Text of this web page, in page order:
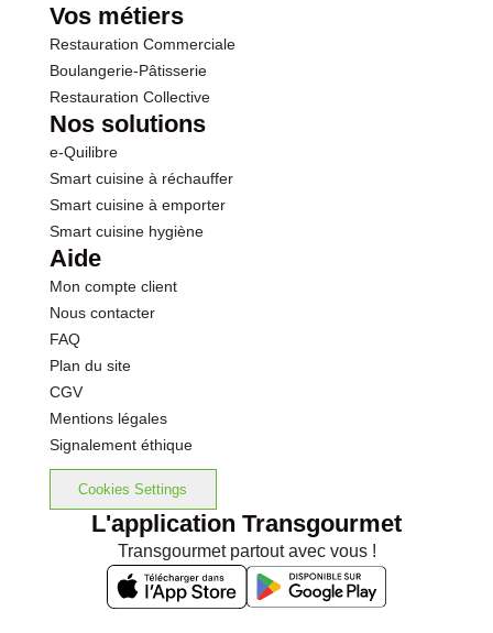
Vos métiers
Restauration Commerciale
Boulangerie-Pâtisserie
Restauration Collective
Nos solutions
e-Quilibre
Smart cuisine à réchauffer
Smart cuisine à emporter
Smart cuisine hygiène
Aide
Mon compte client
Nous contacter
FAQ
Plan du site
CGV
Mentions légales
Signalement éthique
Cookies Settings
L'application Transgourmet
Transgourmet partout avec vous !